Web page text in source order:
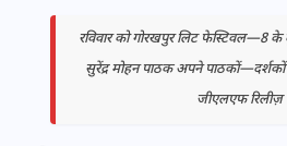
रविवार को गोरखपुर लिट फेस्टिवल—8
सुरेंद्र मोहन पाठक अपने
जीएलएफ रिलीज़